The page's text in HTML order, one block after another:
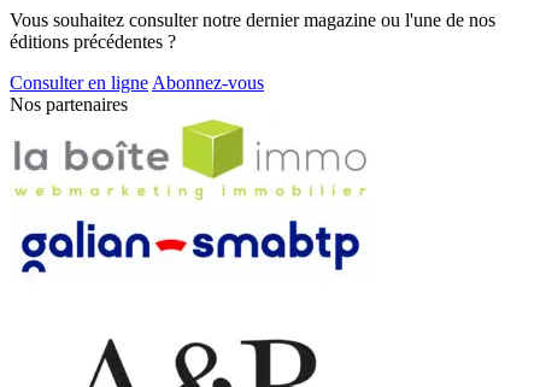
Vous souhaitez consulter notre dernier magazine ou l'une de nos
éditions précédentes ?
Consulter en ligne Abonnez-vous
Nos partenaires